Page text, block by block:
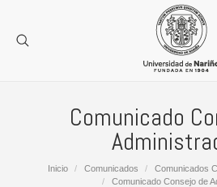
Comunicado
Estás aquí:
Inicio Comunicados
Comunicados
Comunicado Consejo de